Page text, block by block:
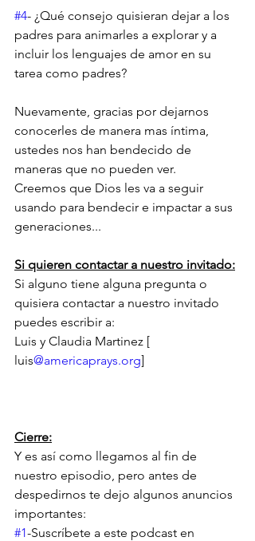
#4- ¿Qué consejo quisieran dejar a los
padres para animarles a explorar y a
incluir los lenguajes de amor en su
tarea como padres?
Nuevamente, gracias por dejarnos
conocerles de manera mas íntima,
ustedes nos han bendecido de
maneras que no pueden ver.
Creemos que Dios les va a seguir
usando para bendecir e impactar a sus
generaciones...
Si quieren contactar a nuestro invitado:
Si alguno tiene alguna pregunta o
quisiera contactar a nuestro invitado
puedes escribir a:
Luis y Claudia Martinez [
luis@americaprays.org]
Cierre:
Y es así como llegamos al fin de
nuestro episodio, pero antes de
despedirnos te dejo algunos anuncios
importantes:
#1-Suscríbete a este podcast en